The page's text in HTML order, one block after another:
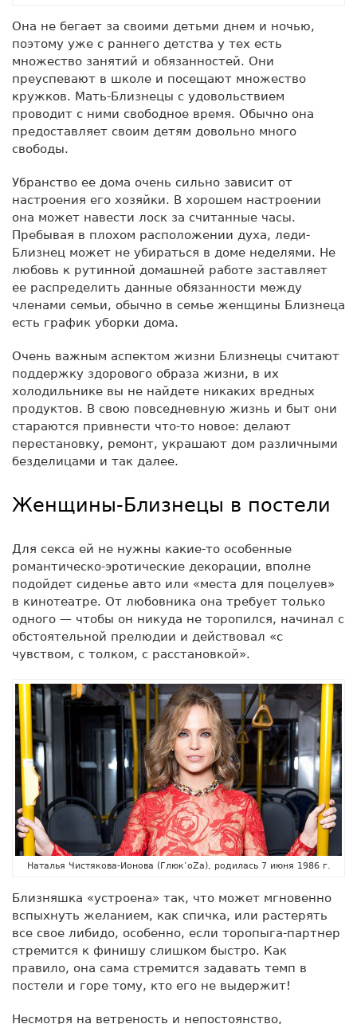
Она не бегает за своими детьми днем и ночью,
поэтому уже с раннего детства у тех есть
множество занятий и обязанностей. Они
преуспевают в школе и посещают множество
кружков. Мать-Близнецы с удовольствием
проводит с ними свободное время. Обычно она
предоставляет своим детям довольно много
свободы.
Убранство ее дома очень сильно зависит от
настроения его хозяйки. В хорошем настроении
она может навести лоск за считанные часы.
Пребывая в плохом расположении духа, леди-
Близнец может не убираться в доме неделями. Не
любовь к рутинной домашней работе заставляет
ее распределить данные обязанности между
членами семьи, обычно в семье женщины Близнеца
есть график уборки дома.
Очень важным аспектом жизни Близнецы считают
поддержку здорового образа жизни, в их
холодильнике вы не найдете никаких вредных
продуктов. В свою повседневную жизнь и быт они
стараются привнести что-то новое: делают
перестановку, ремонт, украшают дом различными
безделицами и так далее.
Женщины-Близнецы в постели
Для секса ей не нужны какие-то особенные
романтическо-эротические декорации, вполне
подойдет сиденье авто или «места для поцелуев»
в кинотеатре. От любовника она требует только
одного — чтобы он никуда не торопился, начинал с
обстоятельной прелюдии и действовал «с
чувством, с толком, с расстановкой».
Наталья Чистякова-Ионова (Глюк’oZa), родилась 7 июня 1986 г.
Близняшка «устроена» так, что может мгновенно
вспыхнуть желанием, как спичка, или растерять
все свое либидо, особенно, если торопыга-партнер
стремится к финишу слишком быстро. Как
правило, она сама стремится задавать темп в
постели и горе тому, кто его не выдержит!
Несмотря на ветреность и непостоянство,